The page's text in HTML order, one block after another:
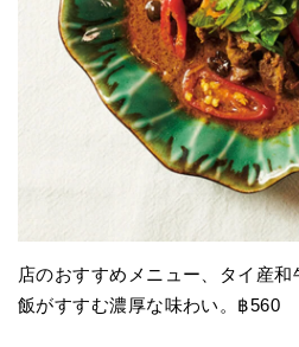
店のおすすめメニュー、タイ産
飯がすすむ濃厚な味わい。฿560